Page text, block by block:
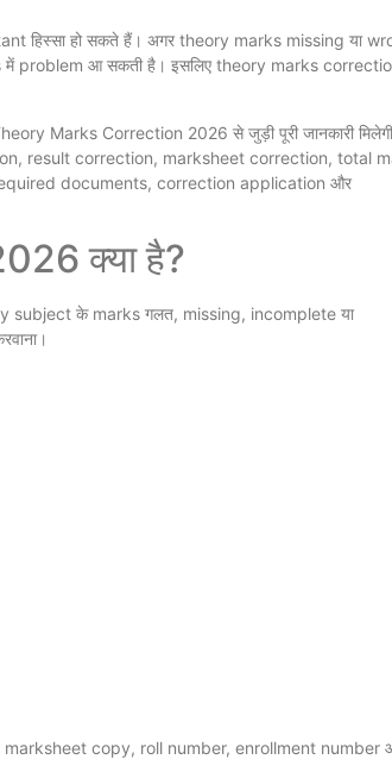
हिस्सा हो सकते हैं। अगर theory marks missing या
problem आ सकती है। इसलिए theory marks
Marks Correction 2026 से जुड़ी पूरी जानकारी
result correction, marksheet correction, total
documents, correction application और
क्या है?
subject के marks गलत, missing, incomplete या
copy, roll number, enrollment number